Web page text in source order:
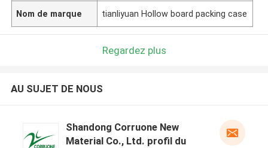
Nom de marque tianliyuan Hollow board packing case
Regardez plus
AU SUJET DE NOUS
Shandong Corruone New
Material Co., Ltd. profil du